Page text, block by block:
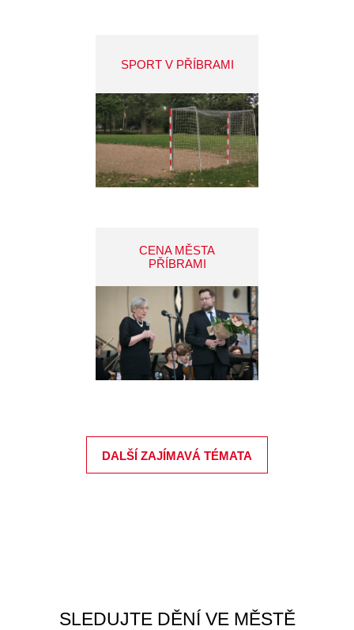
SPORT V PŘÍBRAMI
CENA MĚSTA
PŘÍBRAMI
DALŠÍ ZAJÍMAVÁ TÉMATA
SLEDUJTE DĚNÍ VE MĚSTĚ